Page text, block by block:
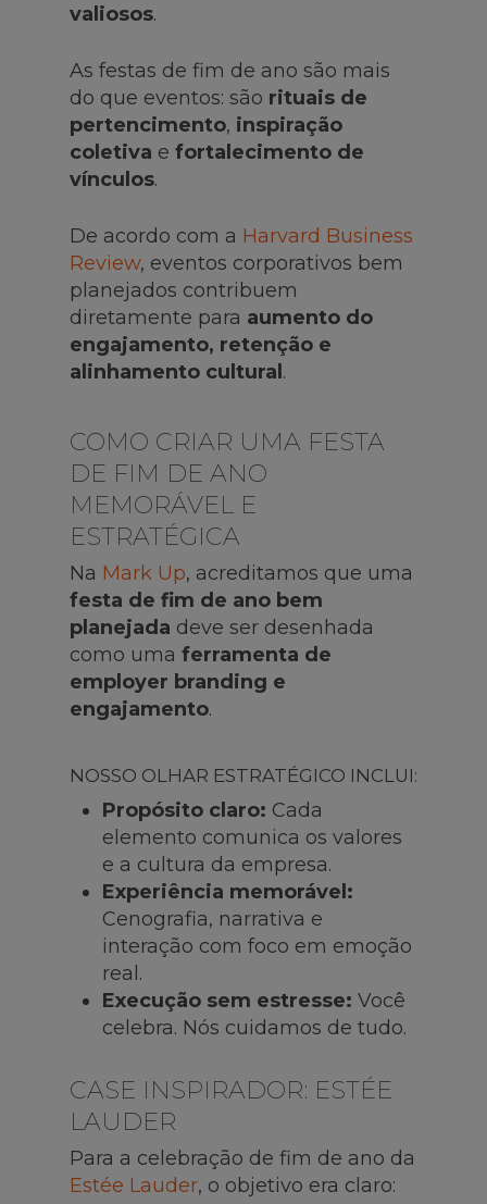
valiosos.
As festas de fim de ano são mais
do que eventos: são rituais de
pertencimento, inspiração
coletiva e fortalecimento de
vínculos.
De acordo com a Harvard Business
Review, eventos corporativos bem
planejados contribuem
diretamente para aumento do
engajamento, retenção e
alinhamento cultural.
COMO CRIAR UMA FESTA
DE FIM DE ANO
MEMORÁVEL E
ESTRATÉGICA
Na Mark Up, acreditamos que uma
festa de fim de ano bem
planejada deve ser desenhada
como uma ferramenta de
employer branding e
engajamento.
NOSSO OLHAR ESTRATÉGICO INCLUI:
Propósito claro: Cada
elemento comunica os valores
e a cultura da empresa.
Experiência memorável:
Cenografia, narrativa e
interação com foco em emoção
real.
Execução sem estresse: Você
celebra. Nós cuidamos de tudo.
CASE INSPIRADOR: ESTÉE
LAUDER
Para a celebração de fim de ano da
Estée Lauder, o objetivo era claro: